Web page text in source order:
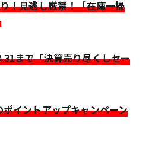
！見逃し厳禁！「在庫一掃
まで「決算売り尽くしセー
イントアップキャンペーン